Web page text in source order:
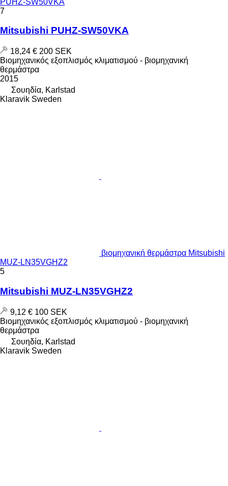
7
Mitsubishi PUHZ-SW50VKA
18,24 € 200 SEK
Βιομηχανικός εξοπλισμός κλιματισμού - βιομηχανική
θερμάστρα
2015
Σουηδία, Karlstad
Klaravik Sweden
βιομηχανική θερμάστρα Mitsubishi
MUZ-LN35VGHZ2
5
Mitsubishi MUZ-LN35VGHZ2
9,12 € 100 SEK
Βιομηχανικός εξοπλισμός κλιματισμού - βιομηχανική
θερμάστρα
Σουηδία, Karlstad
Klaravik Sweden